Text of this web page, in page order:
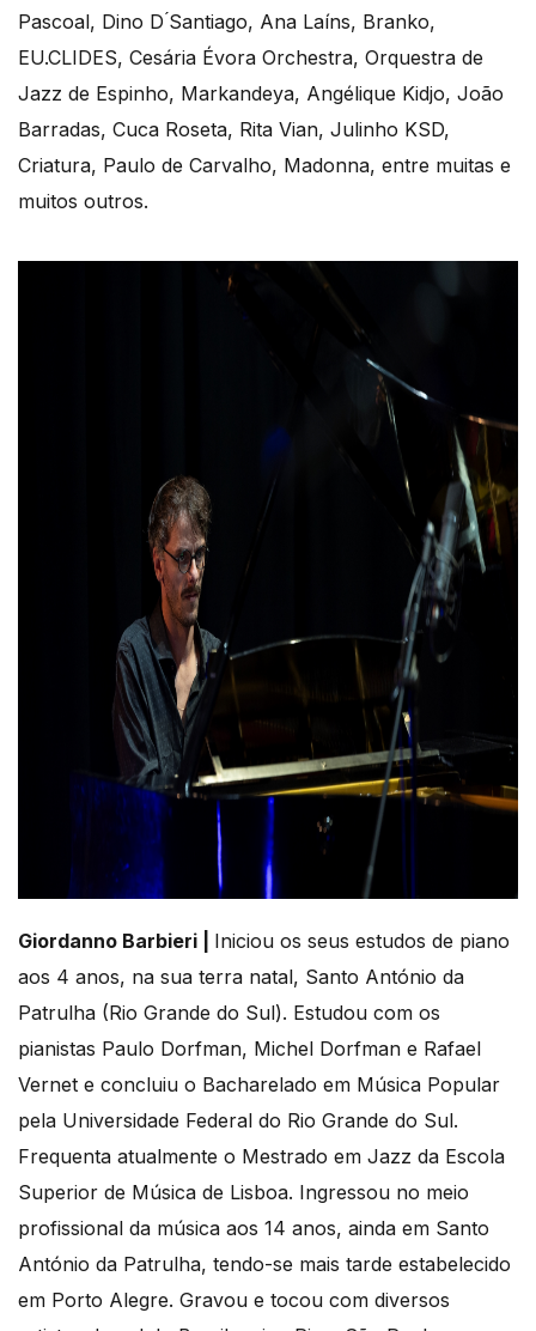
Pascoal, Dino D ́Santiago, Ana Laíns, Branko,
EU.CLIDES, Cesária Évora Orchestra, Orquestra de
Jazz de Espinho, Markandeya, Angélique Kidjo, João
Barradas, Cuca Roseta, Rita Vian, Julinho KSD,
Criatura, Paulo de Carvalho, Madonna, entre muitas e
muitos outros.
Giordanno Barbieri | Iniciou os seus estudos de piano
aos 4 anos, na sua terra natal, Santo António da
Patrulha (Rio Grande do Sul). Estudou com os
pianistas Paulo Dorfman, Michel Dorfman e Rafael
Vernet e concluiu o Bacharelado em Música Popular
pela Universidade Federal do Rio Grande do Sul.
Frequenta atualmente o Mestrado em Jazz da Escola
Superior de Música de Lisboa. Ingressou no meio
profissional da música aos 14 anos, ainda em Santo
António da Patrulha, tendo-se mais tarde estabelecido
em Porto Alegre. Gravou e tocou com diversos